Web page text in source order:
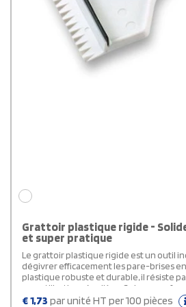
Grattoir plastique rigide -
et super pratique
Le grattoir plastique rigide est un outil
dégivrer efficacement les pare-brises
plastique robuste et durable, il résiste
une utilisation régulière. Sa large
une personnalisation sur le manche ou
€1,73 par unité HT per 100 pièces